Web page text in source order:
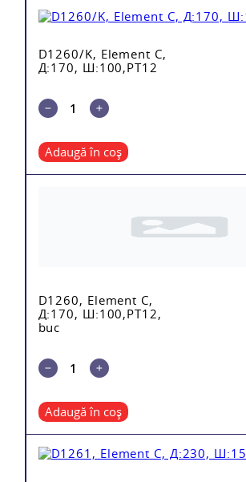
D1260/K, Element C,
Д:170, Ш:100,PT12
Adaugă în coș
D1260, Element C,
Д:170, Ш:100,PT12,
buc
Adaugă în coș